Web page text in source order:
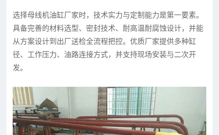
选择母线机油缸厂家时，技术实力与定制能力是第一要素。
具备完善的材料选型、密封技术、耐高温耐腐蚀设计，并能
从方案设计到出厂送检全流程把控。优质厂家提供多种缸
径、工作压力、油路连接方式，并支持现场安装与二次开
发。